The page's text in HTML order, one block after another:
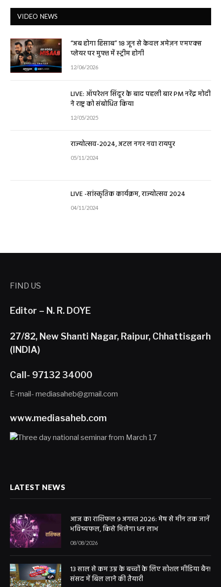
VIDEO NEWS
“अब होगा हिसाब” 18 जून से केवल अमेज़न एमएक्स
प्लेयर पर मुफ्त में स्ट्रीम होगी
12/06/2026
LIVE: ऑपरेशन सिंदूर के बाद पहली बार PM नरेंद्र मोदी
ने राष्ट्र को संबोधित किया
12/05/2025
राज्योत्सव-2024, अटल नगर नवा रायपुर
05/11/2024
LIVE -सांस्कृतिक कार्यक्रम, राज्योत्सव 2024
04/11/2024
FIND US
Editor – N. R. DOYE
27/82, New Shanti Nagar, Raipur, Chhattisgarh
(INDIA)
Call- 97132 34000
E-mail- mediasaheb@gmail.com
www.mediasaheb.com
LATEST NEWS
आज का राशिफल 9 अगस्त 2026: मेष से मीन तक जानें
भविष्यफल, किसे मिलेगा धन लाभ
08/08/2026
13 साल से कम उम्र के बच्चों के लिए सोशल मीडिया बैन!
संसद में बिल लाने की तैयारी